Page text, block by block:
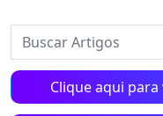
Clique aqui